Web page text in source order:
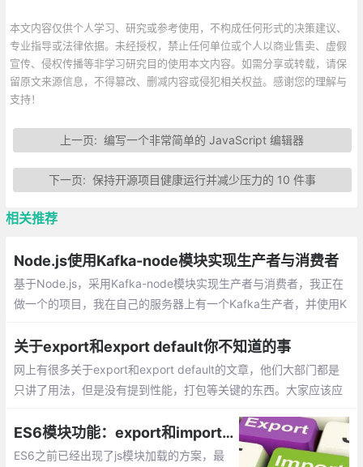
本文内容仅供个人学习、研究或参考使用，不构成任何形式的决策建议、
专业指导或法律依据。未经授权，禁止任何单位或个人以商业售卖、虚假
宣传、侵权传播等非学习研究目的使用本文内容。如需分享或转载，请保
留原文来源信息，不得篡改、删减内容或侵犯相关权益。感谢您的理解与
支持！
上一页:编写一个非常简单的 JavaScript 编辑器
下一页: 保持开源项目健康运行并减少压力的 10 件事
相关推荐
Node.js使用Kafka-node模块实现生产者与消费者
基于Node.js，采用Kafka-node模块实现生产者与消费者，我正在
做一个的项目，我在自己的服务器上有一个Kafka生产者，并使用K
关于export和export default你不知道的事
网上有很多关于export和export default的文章，他们大部门都是
只讲了用法，但是没有提到性能，打包等关键的东西。大家应该应
包到文件中，而import {func} from xxx只会把文件中的func导入
ES6模块功能：export和import的加载方式
ES6之前已经出现了js模块加载的方案，最